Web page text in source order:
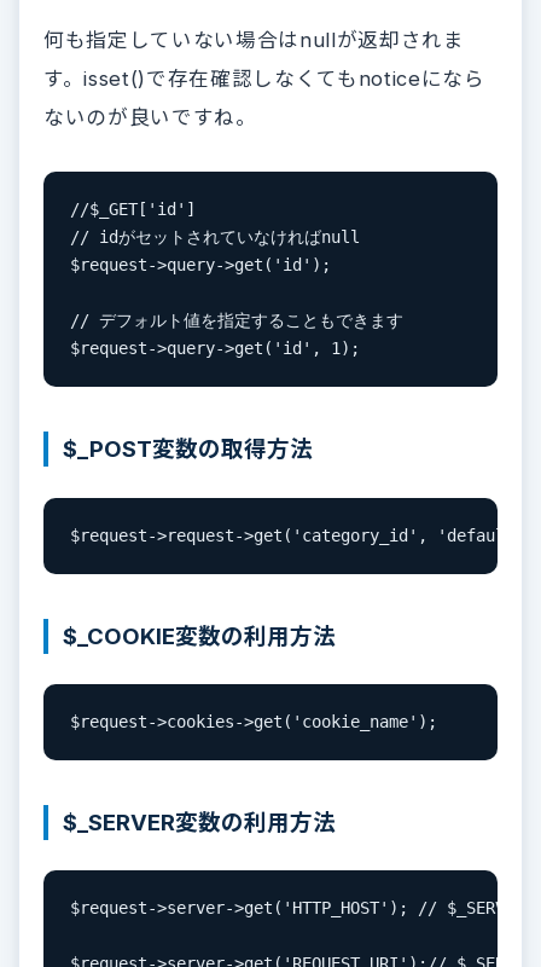
何も指定していない場合はnullが返却されま
す。isset()で存在確認しなくてもnoticeになら
ないのが良いですね。
//$_GET['id']
// idがセットされていなければnull
$request->query->get('id');
// デフォルト値を指定することもできます
$request->query->get('id', 1);
$_POST変数の取得方法
$request->request->get('category_id', 'default
$_COOKIE変数の利用方法
$request->cookies->get('cookie_name');
$_SERVER変数の利用方法
$request->server->get('HTTP_HOST'); //